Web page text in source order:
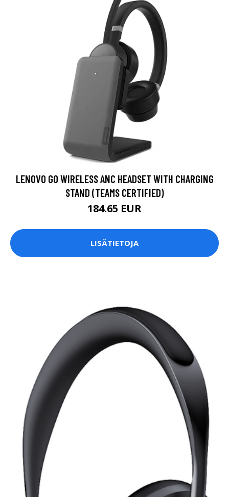
LENOVO GO WIRELESS ANC HEADSET WITH CHARGING
STAND (TEAMS CERTIFIED)
184.65 EUR
LISÄTIETOJA